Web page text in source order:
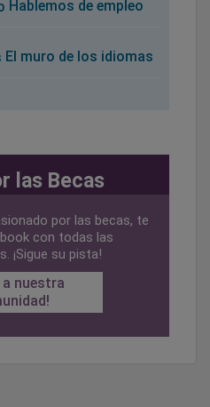
Hablemos de empleo
El muro de los idiomas
las Becas
por las becas, te
con todas las
¡Sigue su pista!
a nuestra